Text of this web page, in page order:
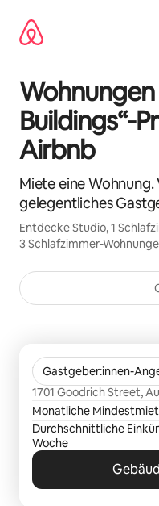
Inhalten
springen
Buildings“-
Airbnb
Miete eine
gelegentliches
Entdecke Studio, 1
3 Schlafzimmer-
Gastgeber:innen-
The Lofts at King
1701 Goodrich Street,
Monatliche
Durchschnittliche
Woche